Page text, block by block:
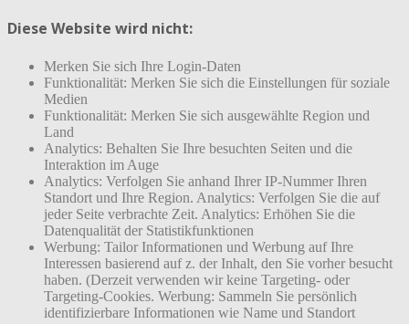
Diese Website wird nicht:
Merken Sie sich Ihre Login-Daten
Funktionalität: Merken Sie sich die Einstellungen für soziale
Medien
Funktionalität: Merken Sie sich ausgewählte Region und
Land
Analytics: Behalten Sie Ihre besuchten Seiten und die
Interaktion im Auge
Analytics: Verfolgen Sie anhand Ihrer IP-Nummer Ihren
Standort und Ihre Region. Analytics: Verfolgen Sie die auf
jeder Seite verbrachte Zeit. Analytics: Erhöhen Sie die
Datenqualität der Statistikfunktionen
Werbung: Tailor Informationen und Werbung auf Ihre
Interessen basierend auf z. der Inhalt, den Sie vorher besucht
haben. (Derzeit verwenden wir keine Targeting- oder
Targeting-Cookies. Werbung: Sammeln Sie persönlich
identifizierbare Informationen wie Name und Standort